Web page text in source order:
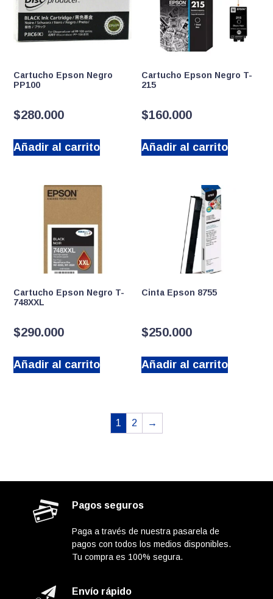
Cartucho Epson Negro
PP100
$280.000
Añadir al carrito
Cartucho Epson Negro T-
215
$160.000
Añadir al carrito
Cartucho Epson Negro T-
748XXL
$290.000
Añadir al carrito
Cinta Epson 8755
$250.000
Añadir al carrito
1 2 →
Pagos seguros
Paga a través de nuestra pasarela de
pagos con todos los medios disponibles.
Tu compra es 100% segura.
Envío rápido